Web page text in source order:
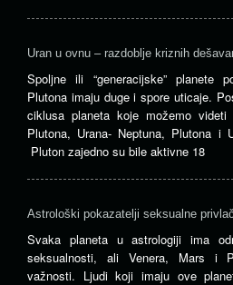
Uran u ovnu – razdoblje kriznih
Spoljne ili “generacijske” planete
Plutona imaju duge i spore uticaje.
ciklusa planeta koje možemo
Plutona, Urana- Neptuna, Plutona i
Pluton zajedno su bile aktivne 18
Astrološki pokazatelji seksualne
Svaka planeta u astrologiji ima
seksualnosti, ali Venera, Mars i
važnosti. Ljudi koji imaju ove